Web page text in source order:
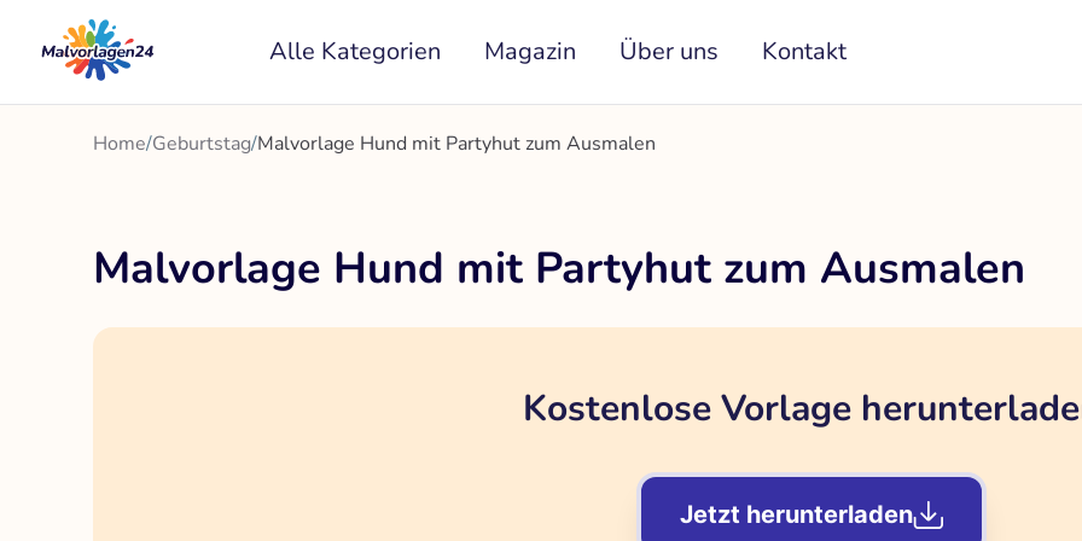
Inhalt
springen
Alle Kategorien Magazin Über uns Kontakt
Home/Geburtstag/Malvorlage Hund mit Partyhut zum Ausmalen
Malvorlage Hund mit Partyhut zum Ausmalen
Kostenlose Vorlage
Jetzt herunterladen